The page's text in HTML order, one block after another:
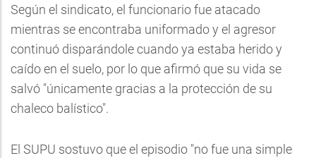
Según el sindicato, el funcionario fue atacado
mientras se encontraba uniformado y el agresor
continuó disparándole cuando ya estaba herido y
caído en el suelo, por lo que afirmó que su vida se
salvó "únicamente gracias a la protección de su
chaleco balístico".
El SUPU sostuvo que el episodio "no fue una simple